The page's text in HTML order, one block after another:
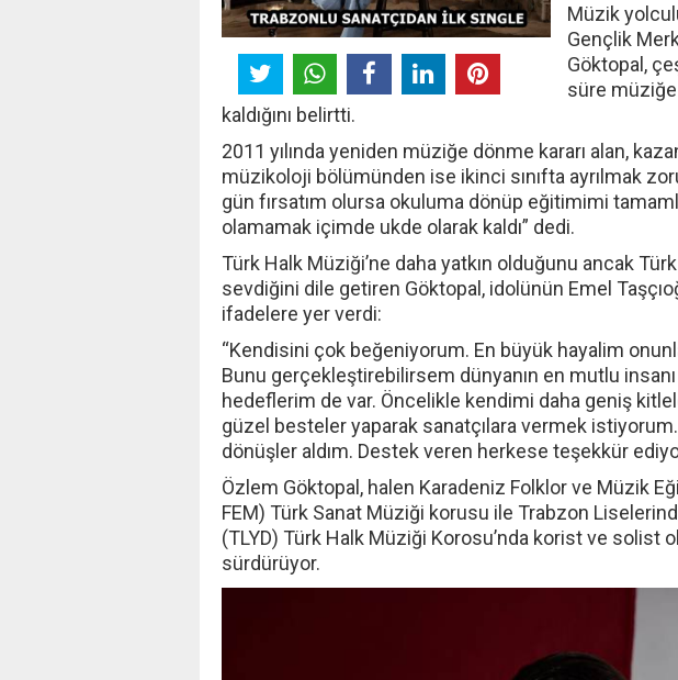
Müzik
Gençlik
Göktopal,
süre
kaldığını belirtti.
2011 yılında yeniden müziğe dönme kararı alan,
müzikoloji bölümünden ise ikinci sınıfta ayrılmak
gün fırsatım olursa okuluma dönüp eğitimimi
olamamak içimde ukde olarak kaldı” dedi.
Türk Halk Müziği’ne daha yatkın olduğunu ancak
sevdiğini dile getiren Göktopal, idolünün Emel
ifadelere yer verdi:
“Kendisini çok beğeniyorum. En büyük hayalim
Bunu gerçekleştirebilirsem dünyanın en mutlu
hedeflerim de var. Öncelikle kendimi daha geniş
güzel besteler yaparak sanatçılara vermek
dönüşler aldım. Destek veren herkese teşekkür
Özlem Göktopal, halen Karadeniz Folklor ve Müzik
FEM) Türk Sanat Müziği korusu ile Trabzon
(TLYD) Türk Halk Müziği Korosu’nda korist ve solist
sürdürüyor.